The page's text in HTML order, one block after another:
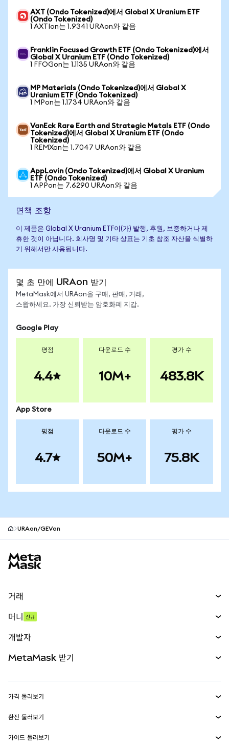
AXT (Ondo Tokenized)에서 Global X Uranium ETF
(Ondo Tokenized)
1 AXTIon는 1.9341 URAon와 같음
Franklin Focused Growth ETF (Ondo Tokenized)에서
Global X Uranium ETF (Ondo Tokenized)
1 FFOGon는 1.1135 URAon와 같음
MP Materials (Ondo Tokenized)에서 Global X
Uranium ETF (Ondo Tokenized)
1 MPon는 1.1734 URAon와 같음
VanEck Rare Earth and Strategic Metals ETF (Ondo
Tokenized)에서 Global X Uranium ETF (Ondo
Tokenized)
1 REMXon는 1.7047 URAon와 같음
AppLovin (Ondo Tokenized)에서 Global X Uranium
ETF (Ondo Tokenized)
1 APPon는 7.6290 URAon와 같음
면책 조항
이 제품은 Global X Uranium ETF이(가) 발행, 후원, 보증하거나 제
휴한 것이 아닙니다. 회사명 및 기타 상표는 기초 참조 자산을 식별하
기 위해서만 사용됩니다.
몇 초 만에 URAon 받기
MetaMask에서 URAon을 구매, 판매, 거래,
스왑하세요. 가장 신뢰받는 암호화폐 지갑.
Google Play
평점
4.4
다운로드 수
10M+
평가 수
483.8K
App Store
평점
4.7
다운로드 수
50M+
평가 수
75.8K
URAon/GEVon
거래
무기한 선물
실물자산
머니 신규
개발자
MetaMask Connect
Snaps
MetaMask 받기
보안
가격 둘러보기
이더리움 가격
솔라나 가격
환전 둘러보기
ETH를 USD로 환전
가이드 둘러보기